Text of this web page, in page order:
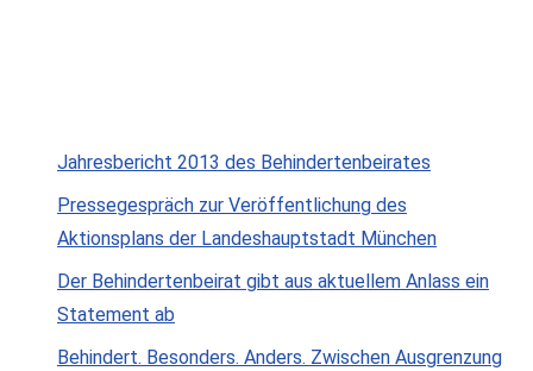
Jahresbericht 2013 des Behindertenbeirates
Pressegespräch zur Veröffentlichung des
Aktionsplans der Landeshauptstadt München
Der Behindertenbeirat gibt aus aktuellem Anlass ein
Statement ab
Behindert. Besonders. Anders. Zwischen Ausgrenzung